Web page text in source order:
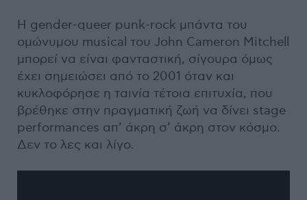
Η gender-queer punk-rock μπάντα του
ομώνυμου musical του John Cameron Mitchell
μπορεί να είναι φανταστική, σίγουρα όμως
έχει σημειώσει από το 2001 όταν και
κυκλοφόρησε η ταινία τέτοια επιτυχία, που
βρέθηκε στην πραγματική ζωή να δίνει stage
performances απ’ άκρη σ’ άκρη στον κόσμο.
Δεν το λες και λίγο.